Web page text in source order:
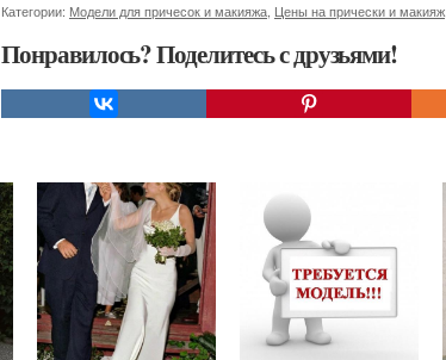
Категории: Модели для причесок и макияжа Цены на прически и макияж
Понравилось? Поделитесь с друзьями!